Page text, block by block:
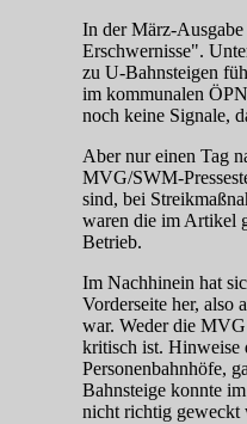
In der März-
Erschwernisse".
zu U‑Bahnsteigen
im kommunalen
noch keine Signale,
Aber nur einen Tag
MVG/SWM-
sind, bei
waren die im Artikel
Betrieb.
Im Nachhinein hat
Vorderseite her, also
war. Weder die
kritisch ist. Hinweise
Personenbahnhöfe,
Bahnsteige konnte
nicht richtig geweckt